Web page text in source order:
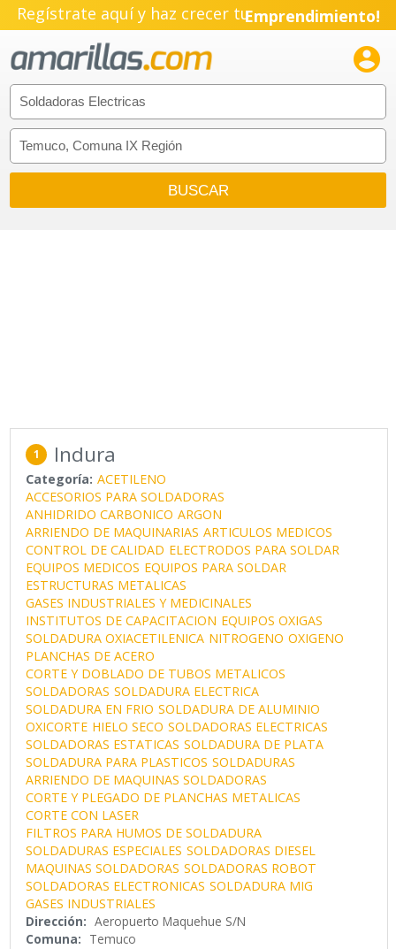
Regístrate aquí y haz crecer tuEmprendimiento!

1 Indura
Categoría: ACETILENO
ACCESORIOS PARA SOLDADORAS
ANHIDRIDO CARBONICO ARGON
ARRIENDO DE MAQUINARIAS ARTICULOS MEDICOS
CONTROL DE CALIDAD ELECTRODOS PARA SOLDAR
EQUIPOS MEDICOS EQUIPOS PARA SOLDAR
ESTRUCTURAS METALICAS
GASES INDUSTRIALES Y MEDICINALES
INSTITUTOS DE CAPACITACION EQUIPOS OXIGAS
SOLDADURA OXIACETILENICA NITROGENO OXIGENO
PLANCHAS DE ACERO
CORTE Y DOBLADO DE TUBOS METALICOS
SOLDADORAS SOLDADURA ELECTRICA
SOLDADURA EN FRIO SOLDADURA DE ALUMINIO
OXICORTE HIELO SECO SOLDADORAS ELECTRICAS
SOLDADORAS ESTATICAS SOLDADURA DE PLATA
SOLDADURA PARA PLASTICOS SOLDADURAS
ARRIENDO DE MAQUINAS SOLDADORAS
CORTE Y PLEGADO DE PLANCHAS METALICAS
CORTE CON LASER
FILTROS PARA HUMOS DE SOLDADURA
SOLDADURAS ESPECIALES SOLDADORAS DIESEL
MAQUINAS SOLDADORAS SOLDADORAS ROBOT
SOLDADORAS ELECTRONICAS SOLDADURA MIG
GASES INDUSTRIALES
Dirección: Aeropuerto Maquehue S/N
Comuna: Temuco